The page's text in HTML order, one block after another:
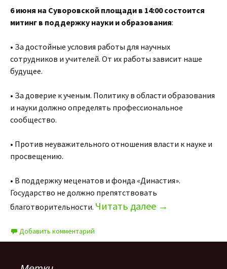
6 июня на Суворовской площади в 14:00 состоится
митинг в поддержку науки и образования:
• За достойные условия работы для научных
сотрудников и учителей. От их работы зависит наше
будущее.
• За доверие к ученым. Политику в области образования
и науки должно определять профессиональное
сообщество.
• Против неуважительного отношения власти к науке и
просвещению.
• В поддержку меценатов и фонда «Династия».
Государство не должно препятствовать
благотворительности. Читать далее →
Добавить комментарий